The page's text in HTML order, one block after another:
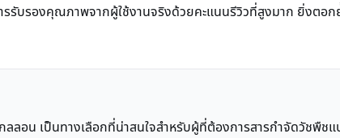
รองคุณภาพจากผู้ใช้งานจริงด้วยคะแนนรีวิวที่สูงมาก ยิ่งตอกย้
ลอน เป็นทางเลือกที่น่าสนใจสำหรับผู้ที่ต้องการสารกำจัดวัชพืช